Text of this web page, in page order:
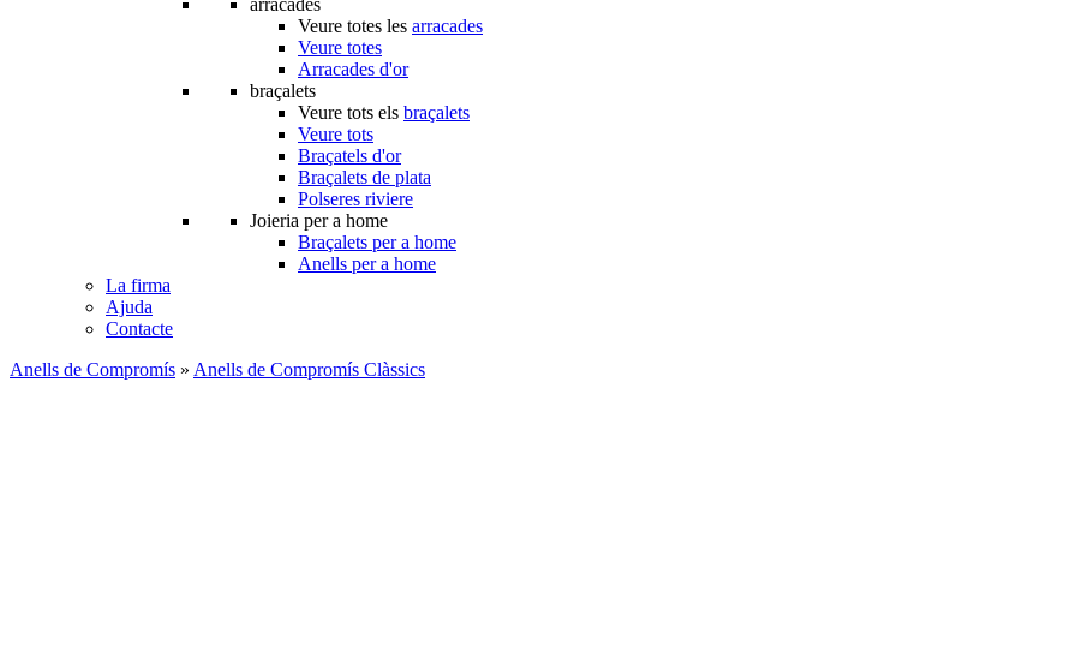
arracades
Veure totes les arracades
Veure totes
Arracades d'or
braçalets
Veure tots els braçalets
Veure tots
Braçatels d'or
Braçalets de plata
Polseres riviere
Joieria per a home
Braçalets per a home
Anells per a home
La firma
Ajuda
Contacte
Anells de Compromís » Anells de Compromís Clàssics